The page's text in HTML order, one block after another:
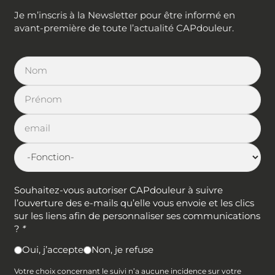
Je m’inscris à la Newsletter pour être informé en
avant-première de toute l’actualité CAPdouleur.
Souhaitez-vous autoriser CAPdouleur à suivre
l’ouverture des e-mails qu’elle vous envoie et les clics
sur les liens afin de personnaliser ses communications
? *
Oui, j’accepte
Non, je refuse
Votre choix concernant le suivi n’a aucune incidence sur votre